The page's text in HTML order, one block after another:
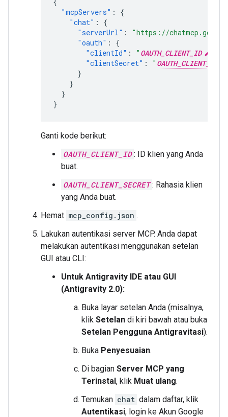
"mcpServers" :
{
"chat" :
{
"serverUrl" :
"https://
"oauth" :
{
"clientId" : " OAUTH_CLIENT_ID
"clientSecret" : "
}
}
}
}
Ganti kode berikut:
OAUTH_CLIENT_ID : ID klien yang Anda
buat.
OAUTH_CLIENT_SECRET : Rahasia klien
yang Anda buat.
Hemat mcp_config.json .
Lakukan autentikasi server MCP. Anda dapat
melakukan autentikasi menggunakan setelan
GUI atau CLI:
Untuk Antigravity IDE atau GUI
(Antigravity 2.0):
Buka layar setelan Anda (misalnya,
klik Setelan di kiri bawah atau buka
Setelan Pengguna Antigravitasi).
Buka Penyesuaian.
Di bagian Server MCP yang
Terinstal, klik Muat ulang.
Temukan chat dalam daftar, klik
Autentikasi, login ke Akun Google